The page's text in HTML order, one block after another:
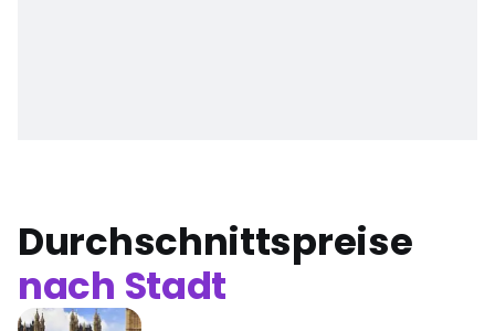
Durchschnittspreise
nach Stadt